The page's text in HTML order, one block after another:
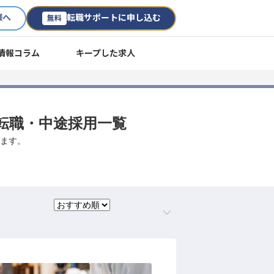
へ 無料 転職サポートに申し込む
報コラム キープした求人
職・中途採用一覧
す。